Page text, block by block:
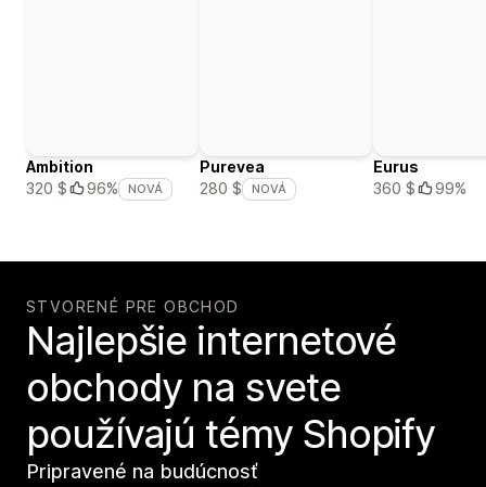
Ambition
320 $
96% NOVÁ
Purevea
280 $
NOVÁ
Eurus
360 $
99%
STVORENÉ PRE OBCHOD
Najlepšie internetové
obchody na svete
používajú témy Shopify
Pripravené na budúcnosť